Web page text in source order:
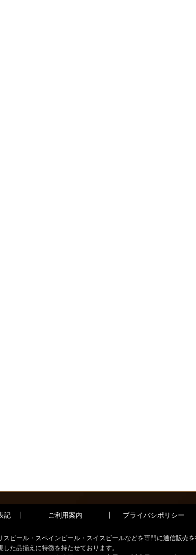
記 ご利用案内 プライバシポリシー
ビール・スペインビール・スイスビールなどを専門に通信販売を
た品揃えに特徴を持たせております。